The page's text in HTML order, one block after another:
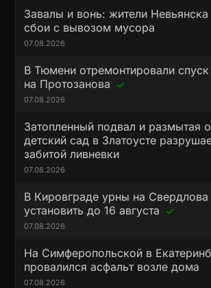
Завалы и вонь: жители
сбои с вывозом мусора
07.08.2026
В Тюмени отремонтировали
на Протозанова
07.08.2026
Затопленный подвал и размытая
детский сад в Златоусте
забитой ливневки
07.08.2026
В Кировграде урны на
установить до 16 августа
07.08.2026
На Симферопольской в
провалился асфальт возле дома
07.08.2026